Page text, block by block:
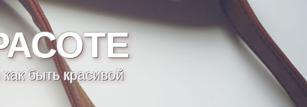
быть красивой